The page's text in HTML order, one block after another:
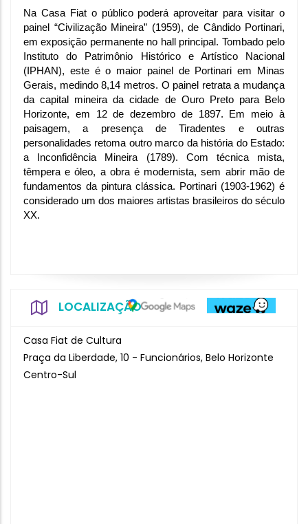
Na Casa Fiat o público poderá aproveitar para visitar o
painel “Civilização Mineira” (1959), de Cândido Portinari,
em exposição permanente no hall principal. Tombado pelo
Instituto do Patrimônio Histórico e Artístico Nacional
(IPHAN), este é o maior painel de Portinari em Minas
Gerais, medindo 8,14 metros. O painel retrata a mudança
da capital mineira da cidade de Ouro Preto para Belo
Horizonte, em 12 de dezembro de 1897. Em meio à
paisagem, a presença de Tiradentes e outras
personalidades retoma outro marco da história do Estado:
a Inconfidência Mineira (1789). Com técnica mista,
têmpera e óleo, a obra é modernista, sem abrir mão de
fundamentos da pintura clássica. Portinari (1903-1962) é
considerado um dos maiores artistas brasileiros do século
XX.
LOCALIZAÇÃO
Casa Fiat de Cultura
Praça da Liberdade, 10 - Funcionários, Belo Horizonte
Centro-Sul